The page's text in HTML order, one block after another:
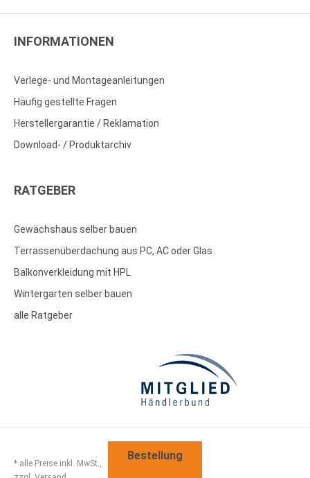
INFORMATIONEN
Verlege- und Montageanleitungen
Häufig gestellte Fragen
Herstellergarantie / Reklamation
Download- / Produktarchiv
RATGEBER
Gewächshaus selber bauen
Terrassenüberdachung aus PC, AC oder Glas
Balkonverkleidung mit HPL
Wintergarten selber bauen
alle Ratgeber
* alle Preise inkl. MwSt.,
Bestellung